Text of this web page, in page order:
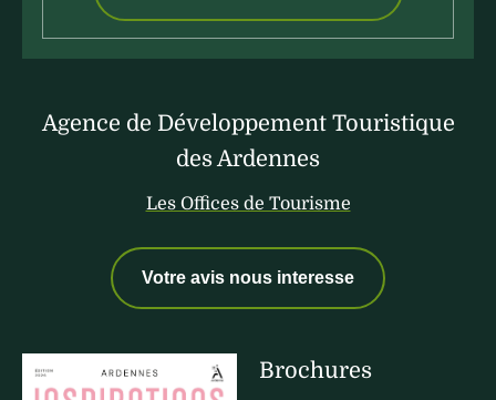
Agence de Développement Touristique
des Ardennes
Les Offices de Tourisme
Votre avis nous interesse
Brochures